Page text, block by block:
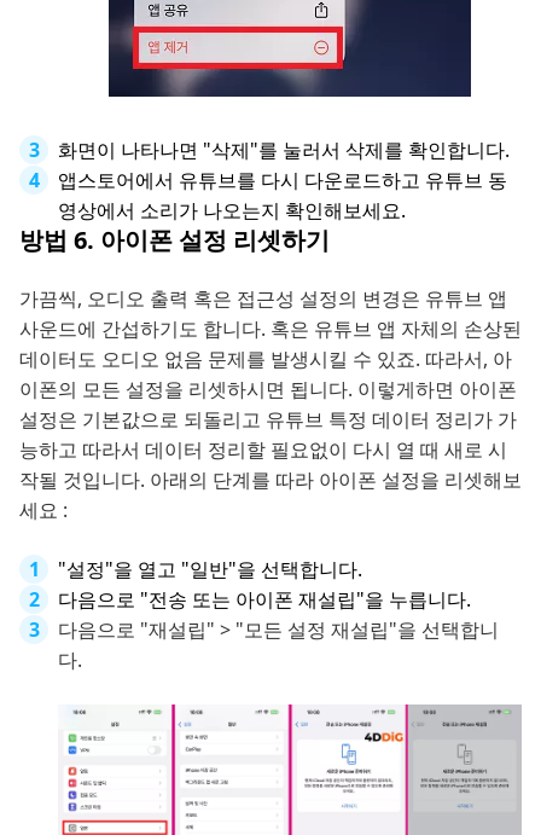
화면이 나타나면 "삭제"를 눌러서 삭제를 확인합니다.
앱스토어에서 유튜브를 다시 다운로드하고 유튜브 동
영상에서 소리가 나오는지 확인해보세요.
방법 6. 아이폰 설정 리셋하기
가끔씩, 오디오 출력 혹은 접근성 설정의 변경은 유튜브 앱
사운드에 간섭하기도 합니다. 혹은 유튜브 앱 자체의 손상된
데이터도 오디오 없음 문제를 발생시킬 수 있죠. 따라서, 아
이폰의 모든 설정을 리셋하시면 됩니다. 이렇게하면 아이폰
설정은 기본값으로 되돌리고 유튜브 특정 데이터 정리가 가
능하고 따라서 데이터 정리할 필요없이 다시 열 때 새로 시
작될 것입니다. 아래의 단계를 따라 아이폰 설정을 리셋해보
세요 :
"설정"을 열고 "일반"을 선택합니다.
다음으로 "전송 또는 아이폰 재설립"을 누릅니다.
다음으로 "재설립" > "모든 설정 재설립"을 선택합니
다.